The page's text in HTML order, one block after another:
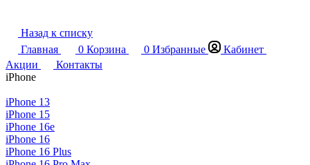
Назад к списку
Главная
0 Корзина 0 Избранные
Кабинет
Акции
Контакты
iPhone
iPhone 13
iPhone 15
iPhone 16e
iPhone 16
iPhone 16 Plus